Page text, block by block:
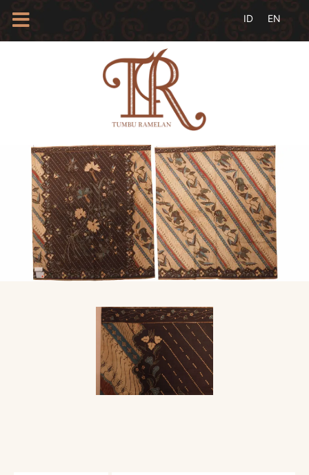
PROFIL
INSAN
BATIK
KAMUS
BATIK
KATALOG
BATIK
TANYA